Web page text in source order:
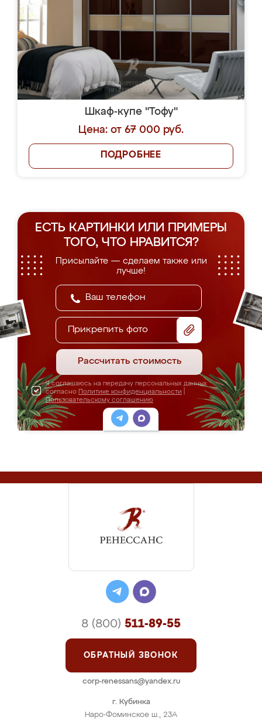
Шкаф-купе "Тофу"
Цена: от 67 000 руб.
ПОДРОБНЕЕ
ЕСТЬ КАРТИНКИ ИЛИ ПРИМЕРЫ
ТОГО, ЧТО НРАВИТСЯ?
Присылайте — сделаем также или
лучше!
Прикрепить фото
Рассчитать стоимость
Я соглашаюсь на передачу персональных данных
согласно Политике конфиденциальности
Пользовательскому соглашению
г. Кубинка
Наро-Фоминское ш., 23А
8 (800) 511-89-55
ОБРАТНЫЙ ЗВОНОК
corp-renessans@yandex.ru